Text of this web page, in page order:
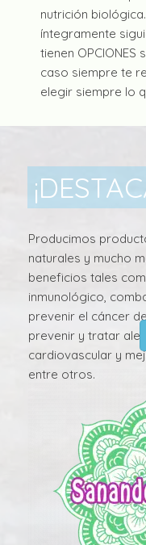
nutrición
íntegramente
tienen OPCIONES
caso siempre te
elegir siempre lo
Producimos
naturales y mucho
beneficios tales
inmunológico,
prevenir el cáncer
prevenir y tratar
cardiovascular y
entre otros.